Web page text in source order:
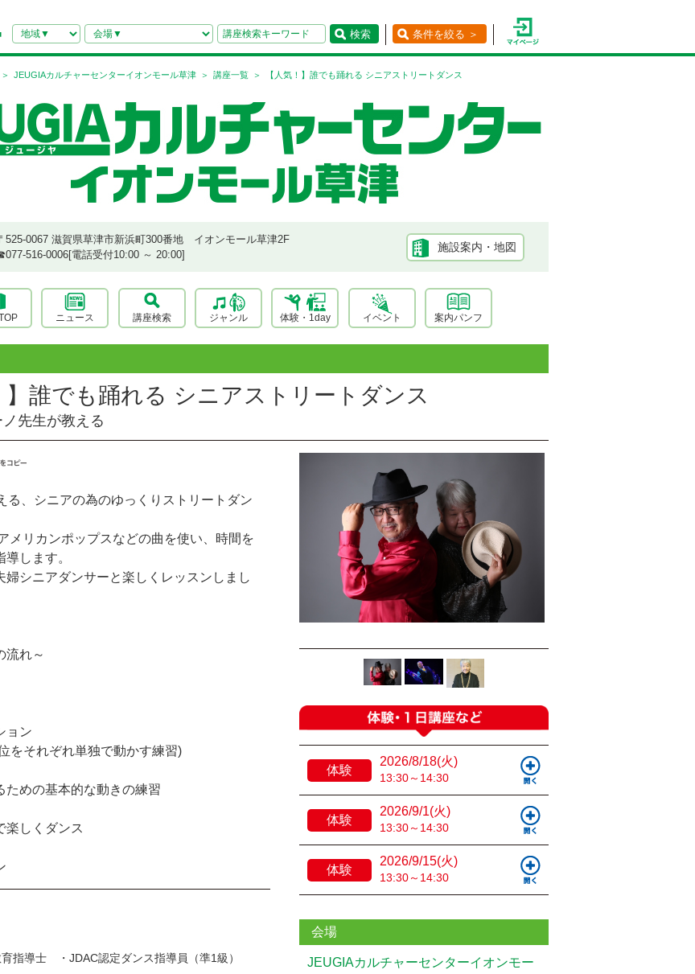
検索 条件を絞る ＞
JEUGIAカルチャーセンターイオンモール草津 講座一覧 【人気！】誰でも踊れる シニアストリートダンス
525-0067 滋賀県草津市新浜町300番地 イオンモール草津2F
516-0006[電話受付10:00 ～ 20:00]
施設案内・地図
ニュース 講座検索 ジャンル 体験・1day イベント 案内パンフ
】誰でも踊れる シニアストリートダンス
先生が教える
る、シニアの為のゆっくりストリートダン
メリカンポップスなどの曲を使い、時間を
します。
婦シニアダンサーと楽しくレッスンしまし
れ～
ョン
をそれぞれ単独で動かす練習)
めの基本的な動きの練習
しくダンス
育指導士 ・JDAC認定ダンス指導員（準1級）
体験
2026/8/18(火)
13:30～14:30
体験
2026/9/1(火)
13:30～14:30
体験
2026/9/15(火)
13:30～14:30
会場
JEUGIAカルチャーセンターイオンモー